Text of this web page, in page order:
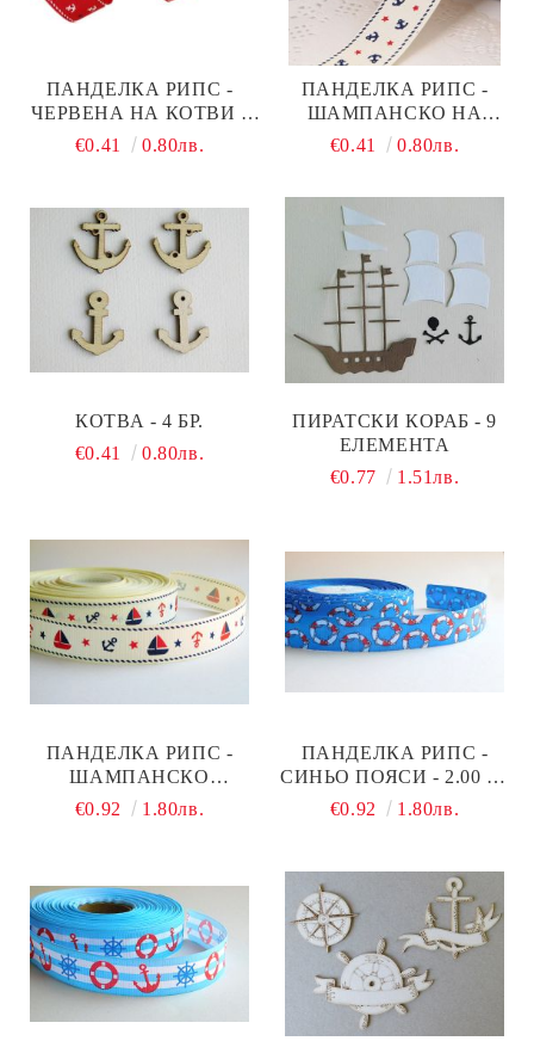
ПАНДЕЛКА РИПС -
ЧЕРВЕНА НА КОТВИ -
1М. / 1,50 СМ
€0.41 0.80лв.
ПАНДЕЛКА РИПС -
ШАМПАНСКО НА
КОТВИ - 1,00 М. / 1,5 СМ
€0.41 0.80лв.
КОТВА - 4 БР.
€0.41
0.80лв.
ПИРАТСКИ КОРАБ - 9
ЕЛЕМЕНТА
€0.77
1.51лв.
ПАНДЕЛКА РИПС -
ШАМПАНСКО
ПЛАТНОХОДИ - 2.00 М.-
€0.92 1.80лв.
ПАНДЕЛКА РИПС -
СИНЬО ПОЯСИ - 2.00 М.
/2,50 СМ
€0.92 1.80лв.